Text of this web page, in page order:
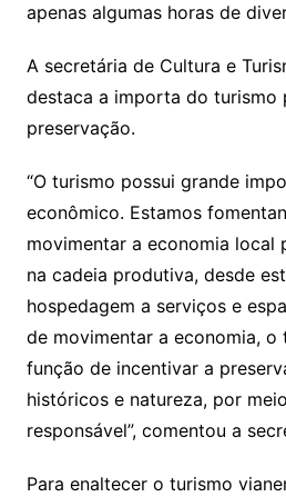
apenas algumas horas de
A secretária de Cultura e
destaca a importa do turismo
preservação.
“O turismo possui grande
econômico. Estamos
movimentar a economia local
na cadeia produtiva, desde
hospedagem a serviços e
de movimentar a economia, o
função de incentivar a
históricos e natureza, por
responsável”, comentou a
Para enaltecer o turismo